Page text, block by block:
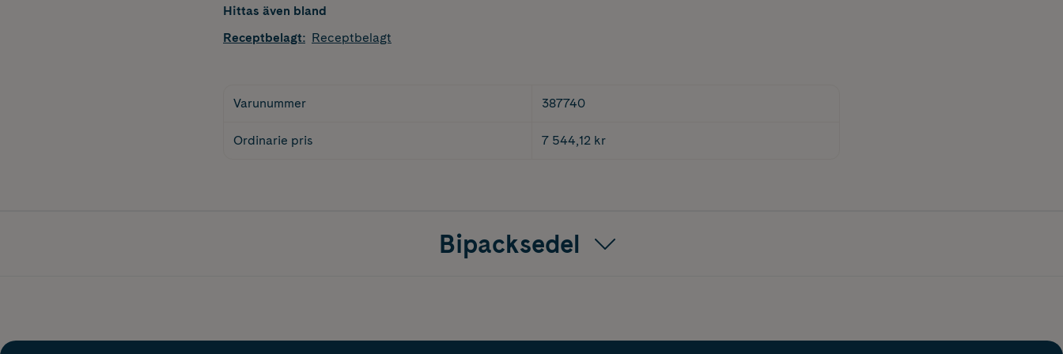
Hittas även bland
Receptbelagt: Receptbelagt
Varunummer 387740
Ordinarie pris 7 544,12 kr
Bipacksedel